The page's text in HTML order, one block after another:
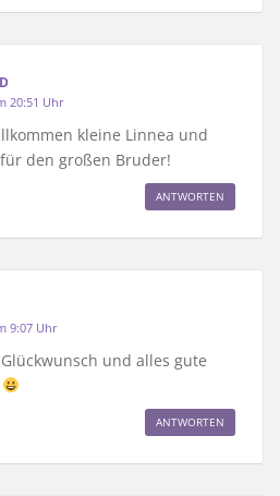
20:51 Uhr
kleine Linnea und
den großen Bruder!
ANTWORTEN
9:07 Uhr
und alles gute
ANTWORTEN